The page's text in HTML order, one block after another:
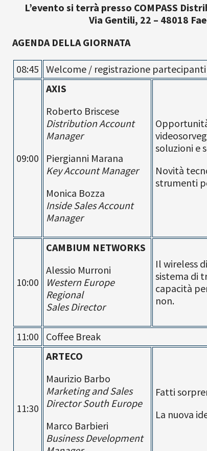
L’evento si terrà presso COMPASS
Via Gentili, 22 – 48018
AGENDA DELLA GIORNATA
08:45 Welcome / registrazione partecipanti
09:00
AXIS
Roberto Briscese
Distribution Account
Manager
Piergianni Marana
Key Account Manager
Monica Bozza
Inside Sales Account
Manager
soluzioni e
Novità
strumenti
10:00
CAMBIUM NETWORKS
Alessio Murroni
Western Europe
Regional
Sales Director
Il wireless
sistema di
capacità
non.
11:00 Coffee Break
11:30
ARTECO
Maurizio Barbo
Marketing and Sales
Director South Europe
Marco Barbieri
Business Development
Fatti
La nuova